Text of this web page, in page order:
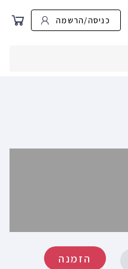
כניסה/הרשמה
הזמנה